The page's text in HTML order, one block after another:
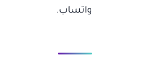
واتساب.